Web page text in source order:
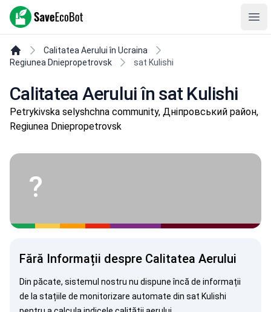
SaveEcoBot
Calitatea Aerului în Ucraina
Regiunea Dniepropetrovsk
sat Kulishi
Calitatea Aerului în sat Kulishi
Petrykivska selyshchna community, Дніпровський район,
Regiunea Dniepropetrovsk
?
Fără Informații despre Calitatea Aerului
Din păcate, sistemul nostru nu dispune încă de informații
de la stațiile de monitorizare automate din sat Kulishi